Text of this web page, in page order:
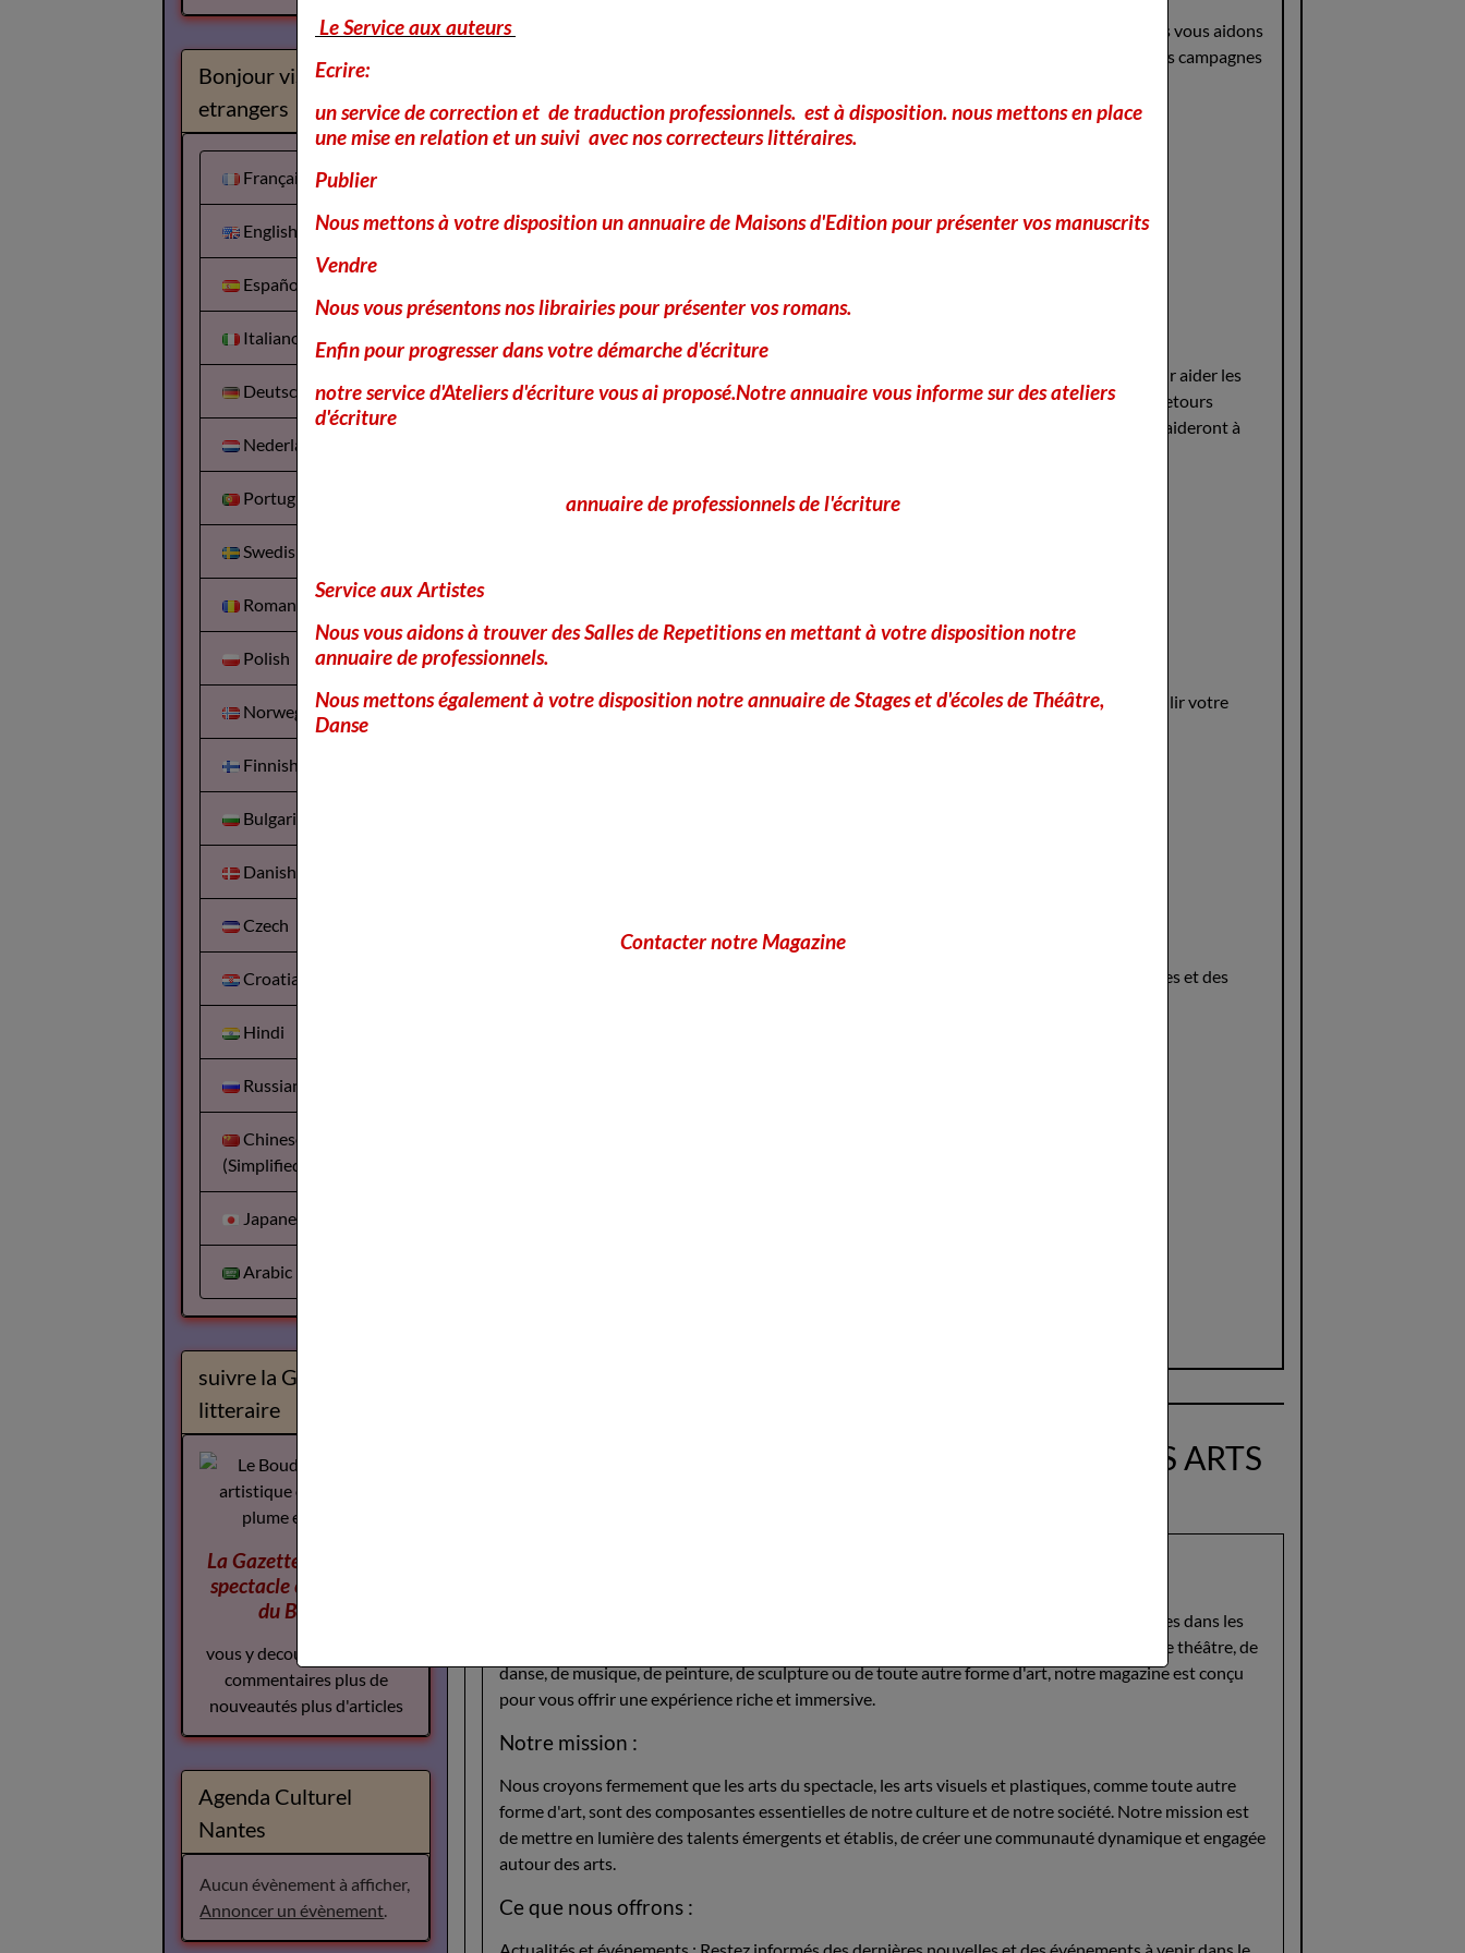
Promotion des auteurs : Vous avez écrit un livre et vous souhaitez le faire connaître ? Nous vous aidons
à promouvoir vos œuvres à travers des critiques détaillées, des interviews exclusives et des campagnes
Pour vous referencer dans
Correction et bêta-lecture : Nous offrons des services de correction et de bêta-lecture pour aider les
auteurs à peaufiner leurs manuscrits. Nos correcteurs expérimentés vous fourniront des retours
constructifs pour améliorer la qualité de votre œuvre. Nos bêta-lecteurs passionnés vous aideront à
Vous avez besoin de ce
Maisons d'édition : Découvrez notre liste de maisons d'édition partenaires prêtes à accueillir votre
Chroniques littéraires : Nos chroniqueurs littéraires vous proposent des critiques détaillées et des
LE BOUDOIR DES ARTS DU SPECTACLE ET DES ARTS
une source incontournable pour tout ce qui concerne l'actualité et la promotion des troupes dans les
arts du spectacle et des artistes en arts visuels et plastiques. Que vous soyez passionnés de théâtre, de
danse, de musique, de peinture, de sculpture ou de toute autre forme d'art, notre magazine est conçu
pour vous offrir une expérience riche et immersive.
Notre mission :
Nous croyons fermement que les arts du spectacle, les arts visuels et plastiques, comme toute autre
forme d'art, sont des composantes essentielles de notre culture et de notre société. Notre mission est
de mettre en lumière des talents émergents et établis, de créer une communauté dynamique et engagée
autour des arts.
Ce que nous offrons :
Bonjour visiteurs
etrangers
Français
English
Español
Italiano
Deutsch
Nederlands
Portuguesa
Swedish
Romanian
Polish
Norwegian
Finnish
Bulgarian
Danish
Czech
Croatian
Hindi
Russian
Chinese
(Simplified)
Japanese
Arabic
suivre la Gazette
litteraire
La Gazette des Arts du
spectaclecomplement
du Boudoir
vous y decouvrirez plus de
commentaires plus de
nouveautés plus d'articles
Agenda Culturel
Nantes
Aucun évènement à afficher,
Annoncer un évènement.
Le Service aux auteurs
Ecrire:
un service de correction et de traduction professionnels. est à disposition. nous mettons en place
une mise en relation et un suivi avec nos correcteurs littéraires.
Publier
Nous mettons à votre disposition un annuaire de Maisons d'Edition pour présenter vos manuscrits
Vendre
Nous vous présentons nos librairies pour présenter vos romans.
Enfin pour progresser dans votre démarche d'écriture
notre service d'Ateliers d'écriture vous ai proposé.Notre annuaire vous informe sur des ateliers
d'écriture
annuaire de professionnels de l'écriture
Service aux Artistes
Nous vous aidons à trouver des Salles de Repetitions en mettant à votre disposition notre
annuaire de professionnels.
Nous mettons également à votre disposition notre annuaire de Stages et d'écoles de Théâtre,
Danse
Contacter notre Magazine